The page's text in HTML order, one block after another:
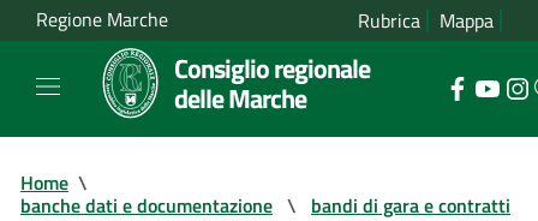
Regione Marche Rubrica Mappa
Consiglio regionale
delle Marche
Home \
banche dati e documentazione \ bandi di gara e contratti